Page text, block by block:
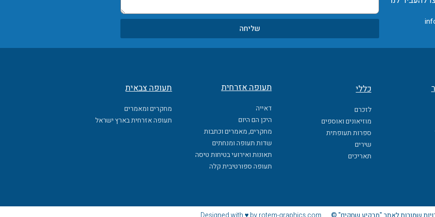
שליחה
כללי
לזכרם
מוזיאונים ואוספים
ספרות תעופתית
שירים
תאריכים
תעופה אזרחית
דאייה
היכן הם היום
מחקרים, מאמרים וכתבות
שדות תעופה ומנחתים
תאונות ואירועי בטיחות טיסה
תעופה ספורטיבית קלה
תעופה צבאית
מחקרים ומאמרים
תעופה אזרחית בארץ ישראל